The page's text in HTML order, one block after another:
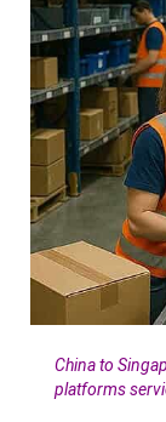
China to
platforms